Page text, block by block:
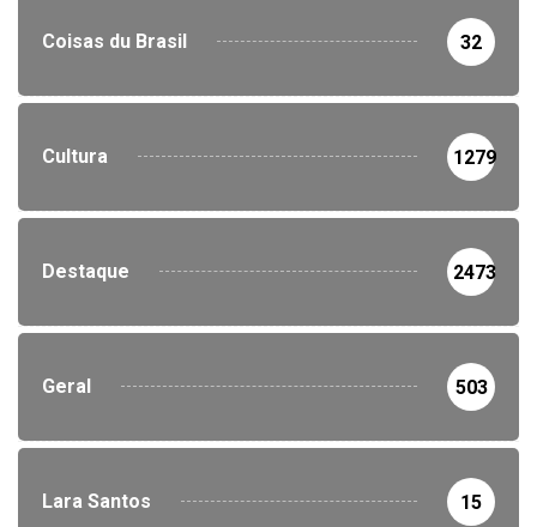
Coisas du Brasil 32
Cultura 1279
Destaque 2473
Geral 503
Lara Santos 15